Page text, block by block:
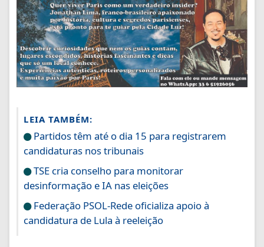
LEIA TAMBÉM:
Partidos têm até o dia 15 para registrarem
candidaturas nos tribunais
TSE cria conselho para monitorar
desinformação e IA nas eleições
Federação PSOL-Rede oficializa apoio à
candidatura de Lula à reeleição